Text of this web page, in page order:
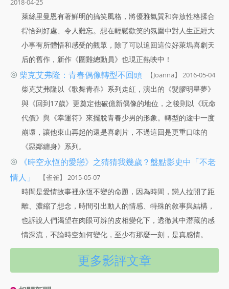
2018-04-25
萊絲里曼恩有著鮮明的搞笑風格，將優雅氣質和奔放性格揉合
得恰到好處、令人難忘。想在輕鬆歡笑的氛圍中對人生正經大
小事有所體悟和感受的觀眾，除了可以追回這位好萊塢喜劇天
后的舊作，新作《圍雞總動員》也現正熱映中！
◎ 柴克艾弗隆：青春偶像轉型不回頭 【Joanna】 2016-05-04
柴克艾弗隆以《歌舞青春》系列走紅，演出的《髮膠明星夢》
與《回到17歲》更奠定他破億新偶像的地位，之後則以《玩命
代價》與《幸運符》來擺脫青春少男的形象。轉型的途中一度
崩壞，讓他東山再起的還是喜劇片，不過這回是更重口味的
《惡鄰纏身》系列。
◎
《時空永恆的愛戀》之猜猜我幾歲？盤點影史中「不老
情人」
【雀雀】 2015-05-07
時間是愛情故事裡永恆不變的命題，因為時間，戀人拉開了距
離、濃縮了想念，時間引出動人的情感、特殊的敘事與結構，
也訴說人們渴望在肉眼可辨的皮相變化下，透徹其中潛藏的感
情深流，不論時空如何變化，至少有那麼一刻，是真感情。
更多影評文章